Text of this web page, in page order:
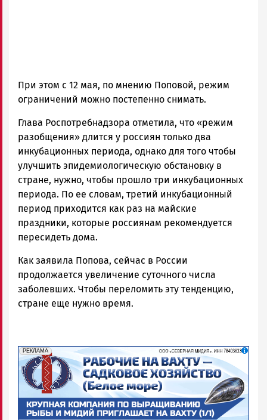
При этом с 12 мая, по мнению Поповой, режим
ограничений можно постепенно снимать.
Глава Роспотребнадзора отметила, что «режим
разобщения» длится у россиян только два
инкубационных периода, однако для того чтобы
улучшить эпидемиологическую обстановку в
стране, нужно, чтобы прошло три инкубационных
периода. По ее словам, третий инкубационный
период приходится как раз на майские
праздники, которые россиянам рекомендуется
пересидеть дома.
Как заявила Попова, сейчас в России
продолжается увеличение суточного числа
заболевших. Чтобы переломить эту тенденцию,
стране еще нужно время.
erid: 2SDnjf467GP
РЕКЛАМА
Реклама